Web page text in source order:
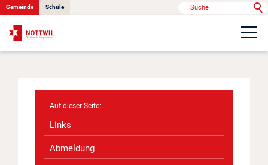
Politik & Verwaltung
Onlinedienste
Gemeinde Schule
Links
Abmeldung